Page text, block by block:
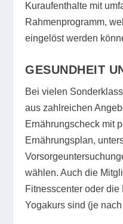
Kuraufenthalte mit
Rahmenprogramm,
eingelöst werden
GESUNDHEIT
Bei vielen
aus zahlreichen
Ernährungscheck mit
Ernährungsplan,
wählen. Auch die
Fitnesscenter oder
Yogakurs sind (je